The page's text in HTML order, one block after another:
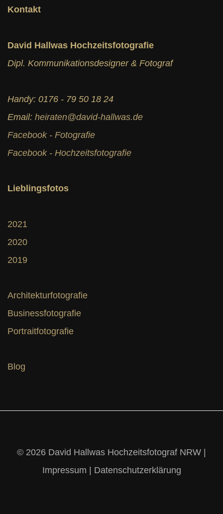
Kontakt
David Hallwas Hochzeitsfotografie
Dipl. Kommunikationsdesigner & Fotograf
Handy: 0176 - 79 50 18 24
Email: heiraten@david-hallwas.de
Facebook - Fotografie
Facebook - Hochzeitsfotografie
Lieblingsfotos
2021
2020
2019
Architekturfotografie
Businessfotografie
Portraitfotografie
Blog
© 2026 David Hallwas Hochzeitsfotograf NRW |
Impressum
Datenschutzerklärung